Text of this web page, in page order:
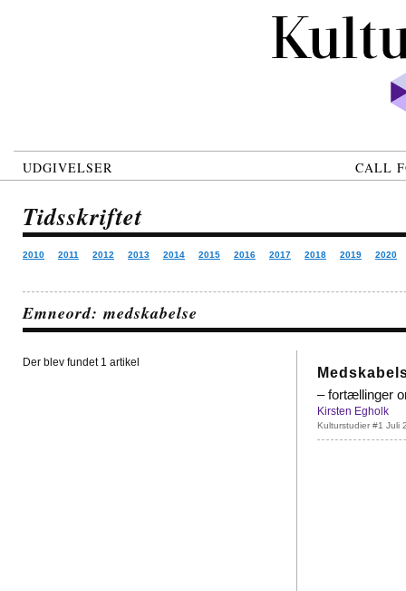
UDGIVELSER CALL
Tidsskriftet
2010 2011 2012 2013 2014 2015 2016 2017 2018 2019 2020
Emneord: medskabelse
Der blev fundet 1 artikel
– fortællinger
Kirsten Egholk
Kulturstudier #1 Juli